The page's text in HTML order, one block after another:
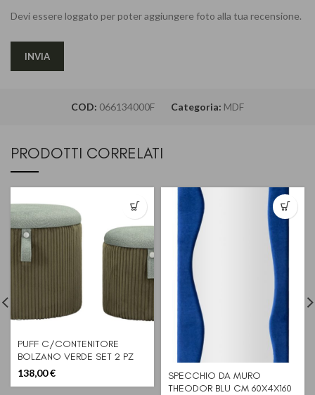
Devi essere loggato per poter aggiungere foto alla tua recensione.
COD: 066134000F Categoria: MDF
PRODOTTI CORRELATI
PUFF C/CONTENITORE
BOLZANO VERDE SET 2 PZ
CM Ø 38X38-32X28
138,00€
SPECCHIO DA MURO
THEODOR BLU CM 60X4X160